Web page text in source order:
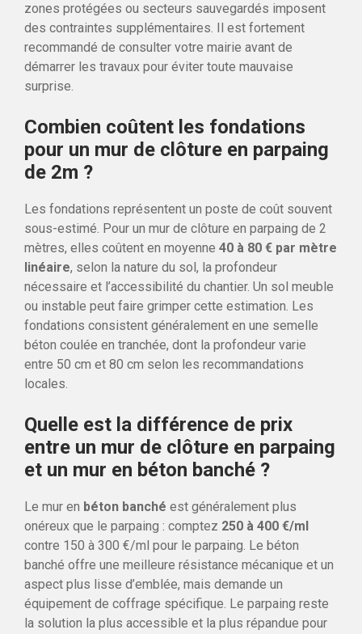
zones protégées ou secteurs sauvegardés imposent
des contraintes supplémentaires. Il est fortement
recommandé de consulter votre mairie avant de
démarrer les travaux pour éviter toute mauvaise
surprise.
Combien coûtent les fondations
pour un mur de clôture en parpaing
de 2m ?
Les fondations représentent un poste de coût souvent
sous-estimé. Pour un mur de clôture en parpaing de 2
mètres, elles coûtent en moyenne 40 à 80 € par mètre
linéaire, selon la nature du sol, la profondeur
nécessaire et l’accessibilité du chantier. Un sol meuble
ou instable peut faire grimper cette estimation. Les
fondations consistent généralement en une semelle
béton coulée en tranchée, dont la profondeur varie
entre 50 cm et 80 cm selon les recommandations
locales.
Quelle est la différence de prix
entre un mur de clôture en parpaing
et un mur en béton banché ?
Le mur en béton banché est généralement plus
onéreux que le parpaing : comptez 250 à 400 €/ml
contre 150 à 300 €/ml pour le parpaing. Le béton
banché offre une meilleure résistance mécanique et un
aspect plus lisse d’emblée, mais demande un
équipement de coffrage spécifique. Le parpaing reste
la solution la plus accessible et la plus répandue pour